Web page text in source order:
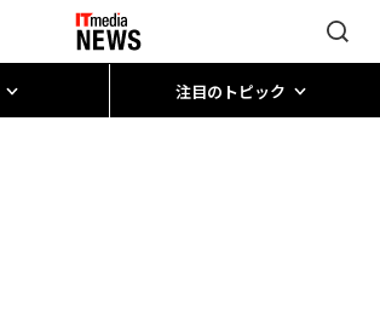
注目のトピック